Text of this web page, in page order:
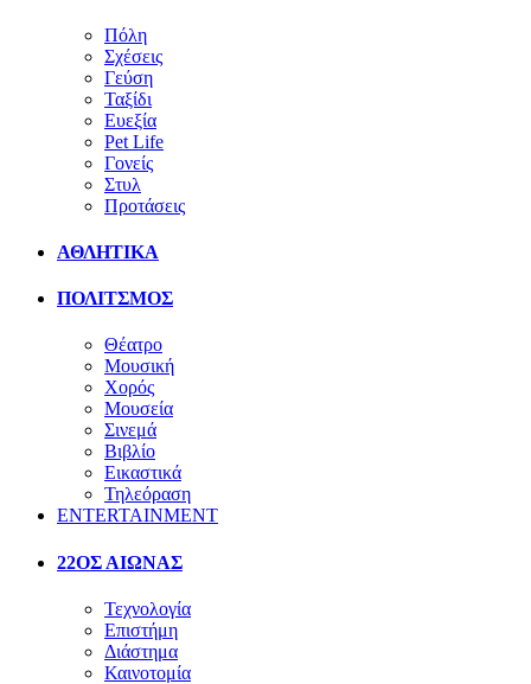
Πόλη
Σχέσεις
Γεύση
Ταξίδι
Ευεξία
Pet Life
Γονείς
Στυλ
Προτάσεις
ΑΘΛΗΤΙΚΑ
ΠΟΛΙΤΣΜΟΣ
Θέατρο
Μουσική
Χορός
Μουσεία
Σινεμά
Βιβλίο
Εικαστικά
Τηλεόραση
ENTERTAINMENT
22ΟΣ ΑΙΩΝΑΣ
Τεχνολογία
Επιστήμη
Διάστημα
Καινοτομία